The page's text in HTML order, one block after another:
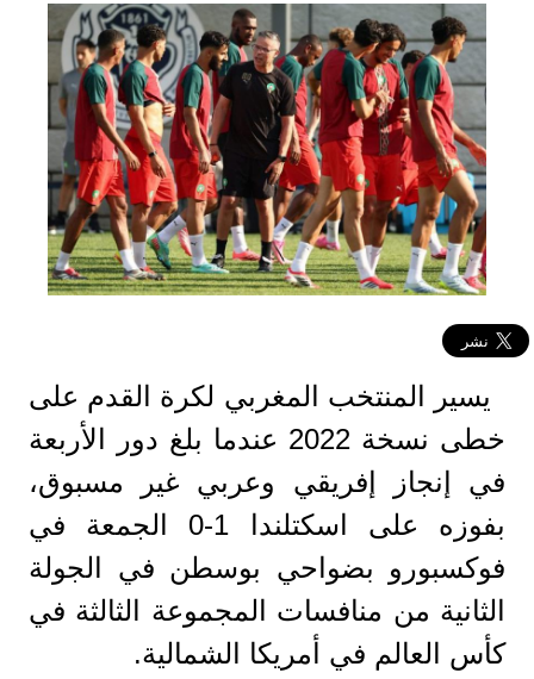
يسير المنتخب المغربي لكرة القدم على
خطى نسخة 2022 عندما بلغ دور الأربعة
في إنجاز إفريقي وعربي غير مسبوق،
بفوزه على اسكتلندا 1-0 الجمعة في
فوكسبورو بضواحي بوسطن في الجولة
الثانية من منافسات المجموعة الثالثة في
كأس العالم في أمريكا الشمالية.